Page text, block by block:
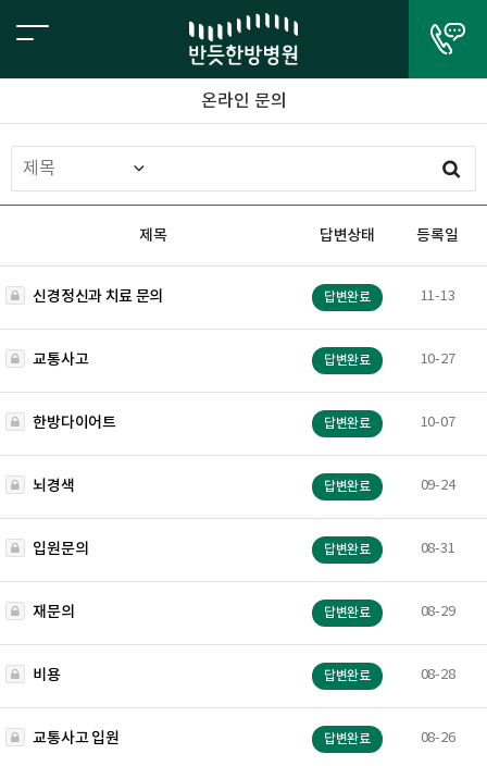
온라인 문의
제목 답변상태 등록일
신경정신과 치료 문의 답변완료 11-13
교통사고 답변완료 10-27
한방다이어트 답변완료 10-07
뇌경색 답변완료 09-24
입원문의 답변완료 08-31
재문의 답변완료 08-29
비용 답변완료 08-28
교통사고 입원 답변완료 08-26